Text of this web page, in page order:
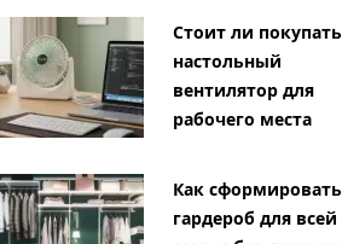
Стоит ли покупать
настольный
вентилятор для
рабочего места
Как сформировать
гардероб для всей